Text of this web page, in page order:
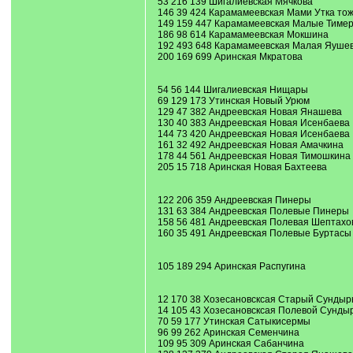
146 39 424 Карамамеевская Мами Утка тож
149 159 447 Карамамеевская Малые
186 98 614 Карамамеевская Мокшина
192 493 648 Карамамеевская Малая
200 169 699 Аринская Мкратова
54 56 144 Шигалиевская Нищары
69 129 173 Утинская Новый Урюм
129 47 382 Андреевская Новая Янашева
130 40 383 Андреевская Новая Исенбаева
144 73 420 Андреевская Новая Исенбаева
161 32 492 Андреевская Новая Амачкина
178 44 561 Андреевская Новая Тимошкина
205 15 718 Аринская Новая Бахтеева
122 206 359 Андреевская Пинеры
131 63 384 Андреевская Полевые Пинеры
158 56 481 Андреевская Полевая
160 35 491 Андреевская Полевые Буртасы
105 189 294 Аринская Распугина
12 170 38 Хозесановсксая Старый
14 105 43 Хозесановсксая Полевой
70 59 177 Утинская Сатыкисермы
96 99 262 Аринская Семенчина
109 95 309 Аринская Сабанчина